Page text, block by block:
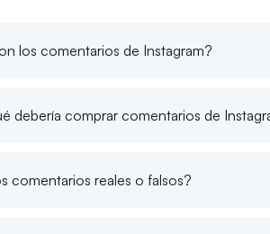
los comentarios de Instagram?
debería comprar comentarios de
comentarios reales o falsos?